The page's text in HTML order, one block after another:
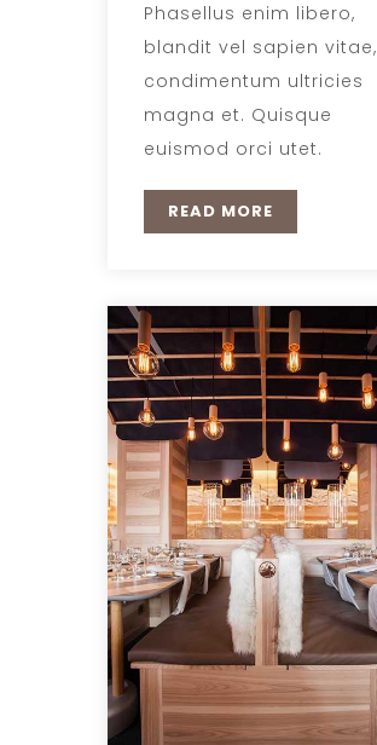
Phasellus enim libero,
blandit vel sapien vitae,
condimentum ultricies
magna et. Quisque
euismod orci utet.
READ MORE